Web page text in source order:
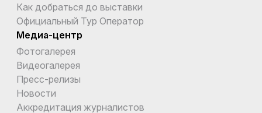
Как добраться до выставки
Официальный Тур Оператор
Медиа-центр
Фотогалерея
Видеогалерея
Пресс-релизы
Новости
Аккредитация журналистов